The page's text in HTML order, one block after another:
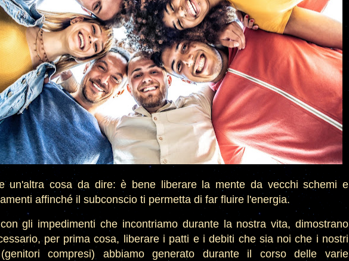
un'altra cosa da dire: è bene liberare la mente da vecchi schemi e
affinché il subconscio ti permetta di far fluire l'energia.
gli impedimenti che incontriamo durante la nostra vita, dimostrano
per prima cosa, liberare i patti e i debiti che sia noi che i nostri
compresi) abbiamo generato durante il corso delle varie